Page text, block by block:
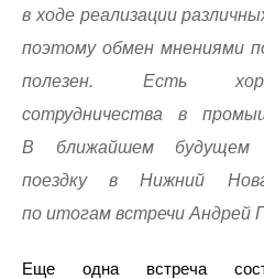
в ходе реализации
поэтому обмен мнениями
полезен. Есть
сотрудничества в
В ближайшем будущем
поездку в Нижний
по итогам встречи Андрей
Еще одна встреча